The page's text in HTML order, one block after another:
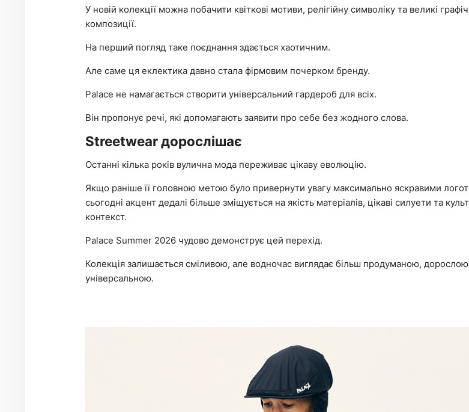
У новій колекції можна побачити квіткові мотиви, релігійну символіку та великі
композиції.
На перший погляд таке поєднання здається хаотичним.
Але саме ця еклектика давно стала фірмовим почерком бренду.
Palace не намагається створити універсальний гардероб для всіх.
Він пропонує речі, які допомагають заявити про себе без жодного слова.
Streetwear дорослішає
Останні кілька років вулична мода переживає цікаву еволюцію.
Якщо раніше її головною метою було привернути увагу максимально яскравими
сьогодні акцент дедалі більше зміщується на якість матеріалів, цікаві силуети та
контекст.
Palace Summer 2026 чудово демонструє цей перехід.
Колекція залишається сміливою, але водночас виглядає більш продуманою,
універсальною.